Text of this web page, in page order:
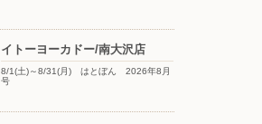
イトーヨーカドー/南大沢店
8/1(土)～8/31(月) はとぼん 2026年8月
号